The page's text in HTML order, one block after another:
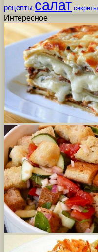
рецепты салат секреты
Интересное